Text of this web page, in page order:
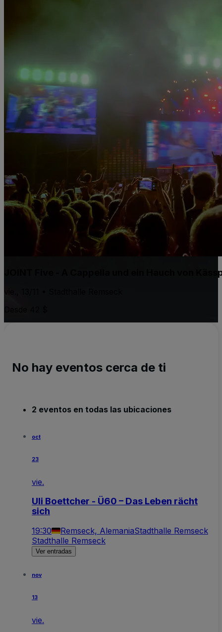
JOINT Five - A Cappella und ein Hauch von
No hay eventos cerca de ti
2 eventos en todas las ubicaciones
oct
23
vie.
Uli Boettcher - Ü60 – Das Leben rächt
sich
19:30 Remseck, AlemaniaStadthalle Remseck
Stadthalle Remseck
Ver entradas
nov
13
vie.